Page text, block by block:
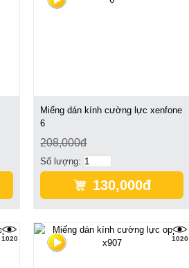
Miếng dán kính cường lực xenfone
6
208,000đ
Số lượng:
130,000đ
1020 1020